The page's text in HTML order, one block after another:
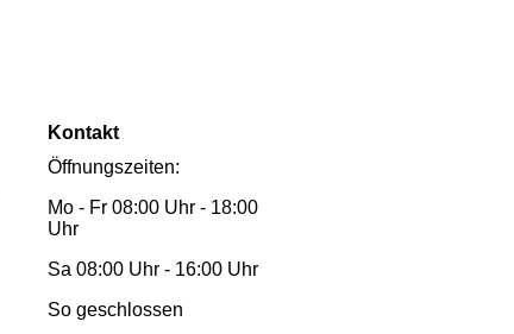
Kontakt
Öffnungszeiten:
Mo - Fr 08:00 Uhr - 18:00
Uhr
Sa 08:00 Uhr - 16:00 Uhr
So geschlossen